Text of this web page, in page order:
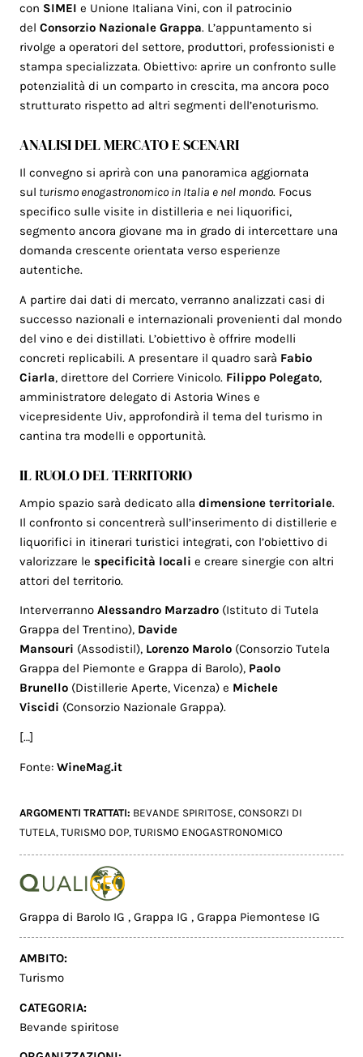
con SIMEIe Unione Italiana Vini, con il patrocinio
del Consorzio Nazionale Grappa. L’appuntamento si
rivolge a operatori del settore, produttori, professionisti e
stampa specializzata. Obiettivo: aprire un confronto sulle
potenzialità di un comparto in crescita, ma ancora poco
strutturato rispetto ad altri segmenti dell’enoturismo.
ANALISI DEL MERCATO E SCENARI
Il convegno si aprirà con una panoramica aggiornata
sul turismo enogastronomico in Italia e nel mondo. Focus
specifico sulle visite in distilleria e nei liquorifici,
segmento ancora giovane ma in grado di intercettare una
domanda crescente orientata verso esperienze
autentiche.
A partire dai dati di mercato, verranno analizzati casi di
successo nazionali e internazionali provenienti dal mondo
del vino e dei distillati. L’obiettivo è offrire modelli
concreti replicabili. A presentare il quadro sarà Fabio
Ciarla, direttore del Corriere Vinicolo. Filippo Polegato,
amministratore delegato di Astoria Wines e
vicepresidente Uiv, approfondirà il tema del turismo in
cantina tra modelli e opportunità.
IL RUOLO DEL TERRITORIO
Ampio spazio sarà dedicato alladimensione territoriale.
Il confronto si concentrerà sull’inserimento di distillerie e
liquorifici in itinerari turistici integrati, con l’obiettivo di
valorizzare lespecificità locali e creare sinergie con altri
attori del territorio.
InterverrannoAlessandro Marzadro (Istituto di Tutela
Grappa del Trentino), Davide
Mansouri (Assodistil), Lorenzo Marolo (Consorzio Tutela
Grappa del Piemonte e Grappa di Barolo), Paolo
Brunello (Distillerie Aperte, Vicenza) e Michele
Viscidi (Consorzio Nazionale Grappa).
[…]
Fonte:WineMag.it
ARGOMENTI TRATTATI: BEVANDE SPIRITOSE,CONSORZI DI
TUTELA,TURISMO DOP,TURISMO ENOGASTRONOMICO
Grappa di Barolo IG,Grappa IG,Grappa Piemontese IG
AMBITO:
Turismo
CATEGORIA:
Bevande spiritose